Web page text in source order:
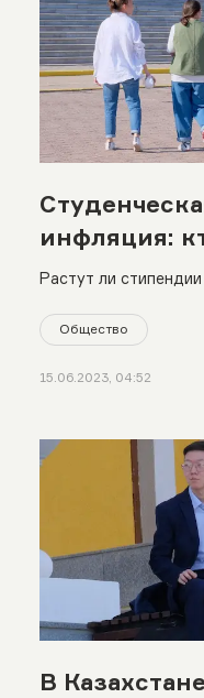
инфляция:
Растут ли
Общество
15.06.2023, 04:52
В